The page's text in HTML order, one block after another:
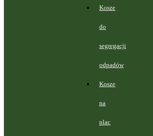
Kosze
do
segregacji
odpadów
Kosze
na
plac